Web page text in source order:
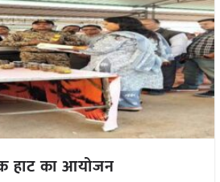
हाट का आयोजन